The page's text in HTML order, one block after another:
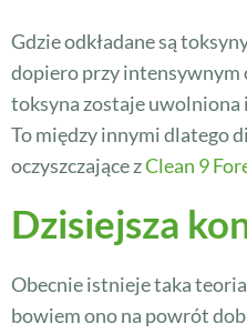
Gdzie odkładane są
dopiero przy intensywnym
toksyna zostaje uwolniona
To między innymi dlatego
oczyszczające zClean 9
Dzisiejsza
Obecnie istnieje taka
bowiem ono na powrót